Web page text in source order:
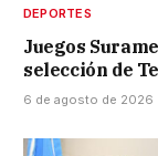
DEPORTES
Juegos
selección de
6 de agosto de 2026